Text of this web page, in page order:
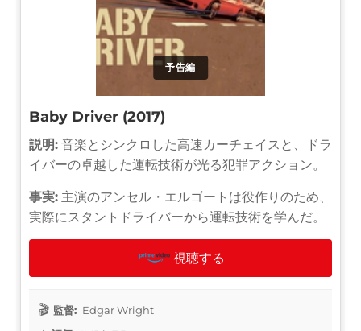
予告編
Baby Driver (2017)
説明: 音楽とシンクロした高速カーチェイスと、ドラ
イバーの卓越した運転技術が光る犯罪アクション。
事実: 主演のアンセル・エルゴートは役作りのため、
実際にスタントドライバーから運転技術を学んだ。
視聴する
監督: Edgar Wright